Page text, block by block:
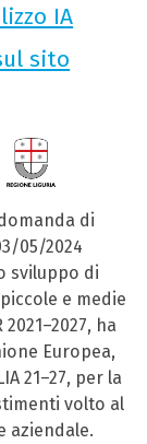
IA
sito
domanda di
05/2024
sviluppo di
e medie
ha
Europea,
21–27, per la
volto al
aziendale.